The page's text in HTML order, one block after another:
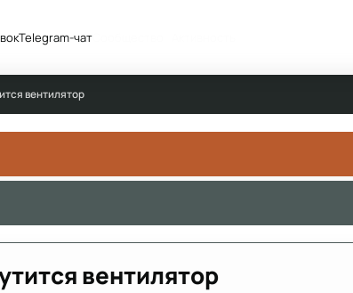
Telegram-чатСообщество
вентилятор
вентилятор